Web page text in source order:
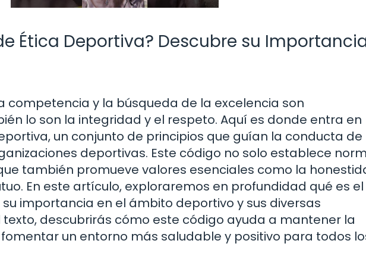
Ética Deportiva? Descubre su
competencia y la búsqueda de la excelencia son
lo son la integridad y el respeto. Aquí es donde entra en
un conjunto de principios que guían la conducta de
deportivas. Este código no solo establece
también promueve valores esenciales como la
En este artículo, exploraremos en profundidad qué es el
importancia en el ámbito deportivo y sus diversas
texto, descubrirás cómo este código ayuda a mantener la
un entorno más saludable y positivo para todos